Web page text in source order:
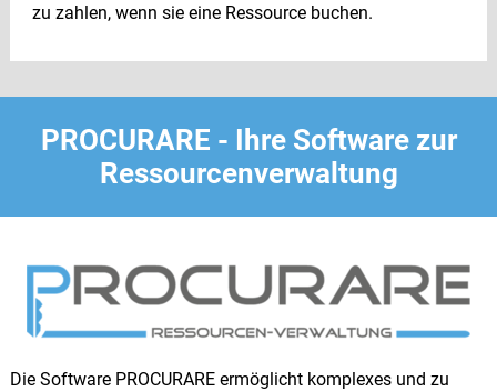
zu zahlen, wenn sie eine Ressource buchen.
PROCURARE - Ihre Software zur
Ressourcenverwaltung
Die Software PROCURARE ermöglicht komplexes und zu